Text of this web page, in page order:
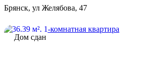
Брянск, ул Желябова, 47
Дом сдан